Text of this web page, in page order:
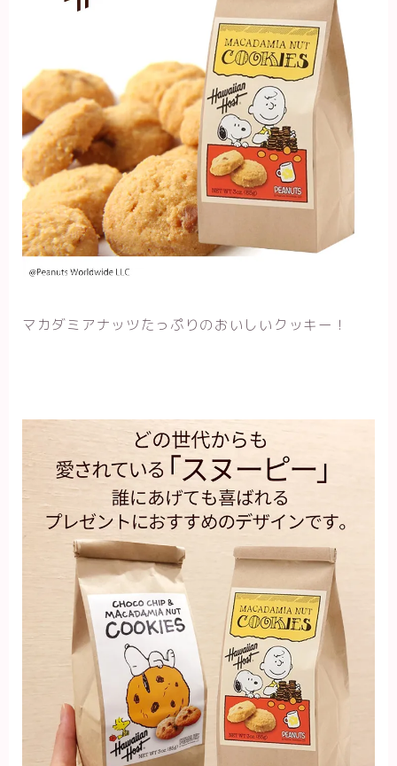
マカダミアナッツたっぷりのおいしいクッキー！